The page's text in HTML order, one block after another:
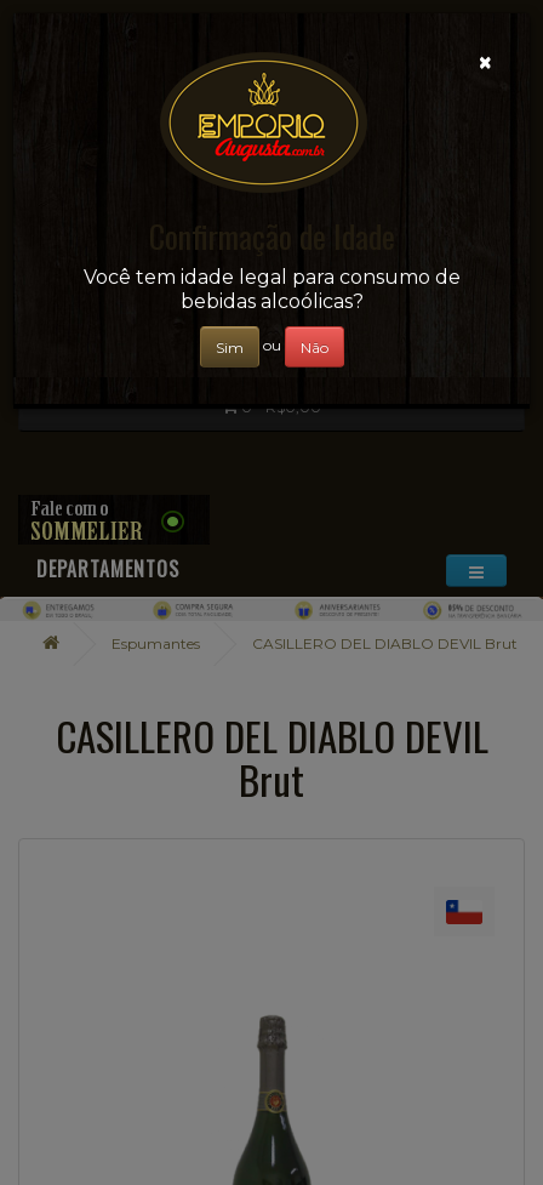
Sua conveniência e adega on-line!
0 - R$0,00
DEPARTAMENTOS
Espumantes CASILLERO DEL DIABLO DEVIL Brut
CASILLERO DEL DIABLO DEVIL
Brut
×
Confirmação de Idade
Você tem idade legal para consumo de
bebidas alcoólicas?
Sim ou Não